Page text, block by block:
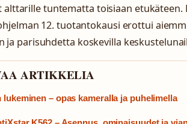
alttarille tuntematta toisiaan etukäteen.
12. tuotantokausi erottui
ja parisuhdetta koskevilla
ARTIKKELIA
lukeminen – opas kameralla ja puhelimella